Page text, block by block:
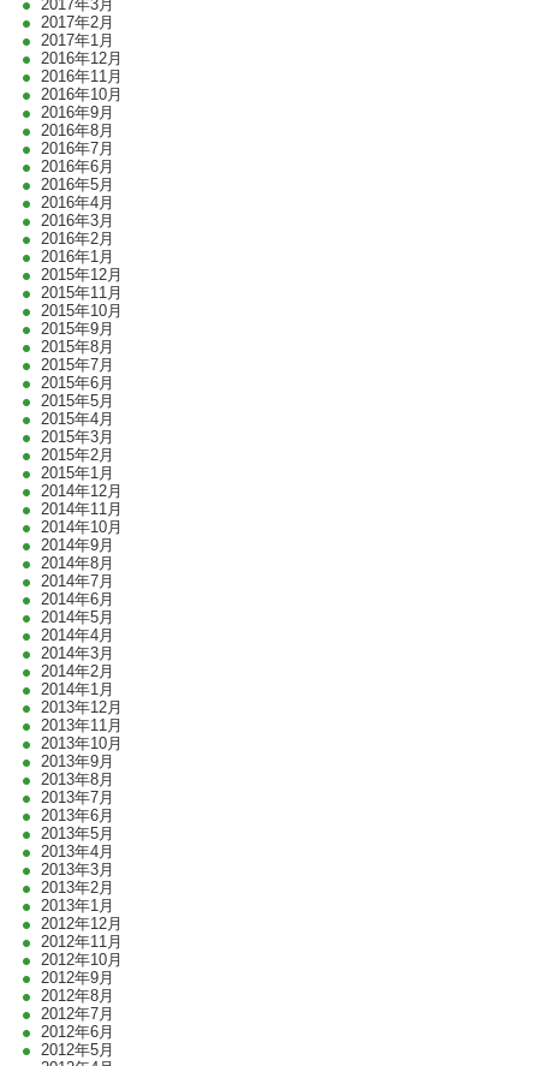
2017年3月
2017年2月
2017年1月
2016年12月
2016年11月
2016年10月
2016年9月
2016年8月
2016年7月
2016年6月
2016年5月
2016年4月
2016年3月
2016年2月
2016年1月
2015年12月
2015年11月
2015年10月
2015年9月
2015年8月
2015年7月
2015年6月
2015年5月
2015年4月
2015年3月
2015年2月
2015年1月
2014年12月
2014年11月
2014年10月
2014年9月
2014年8月
2014年7月
2014年6月
2014年5月
2014年4月
2014年3月
2014年2月
2014年1月
2013年12月
2013年11月
2013年10月
2013年9月
2013年8月
2013年7月
2013年6月
2013年5月
2013年4月
2013年3月
2013年2月
2013年1月
2012年12月
2012年11月
2012年10月
2012年9月
2012年8月
2012年7月
2012年6月
2012年5月